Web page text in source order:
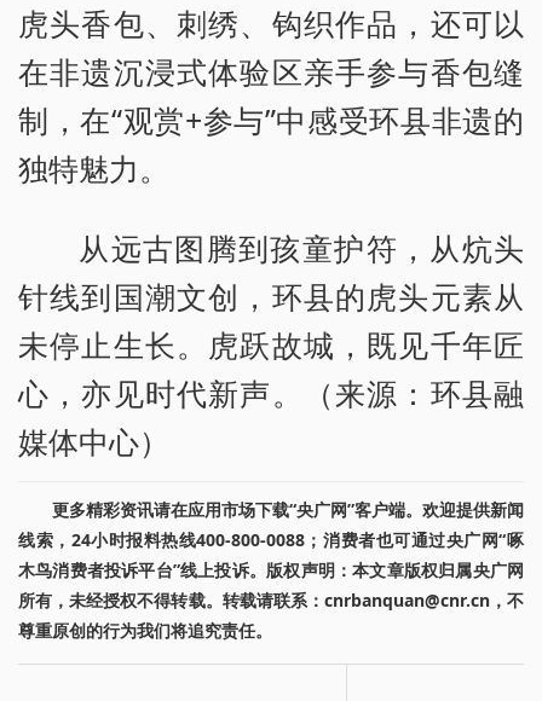
虎头香包、刺绣、钩织作品，还可以
在非遗沉浸式体验区亲手参与香包缝
制，在“观赏+参与”中感受环县非遗的
独特魅力。
从远古图腾到孩童护符，从炕头
针线到国潮文创，环县的虎头元素从
未停止生长。虎跃故城，既见千年匠
心，亦见时代新声。（来源：环县融
媒体中心）
更多精彩资讯请在应用市场下载“央广网”客户端。欢迎提供新闻
线索，24小时报料热线400-800-0088；消费者也可通过央广网“啄
木鸟消费者投诉平台”线上投诉。版权声明：本文章版权归属央广网
所有，未经授权不得转载。转载请联系：cnrbanquan@cnr.cn，不
尊重原创的行为我们将追究责任。